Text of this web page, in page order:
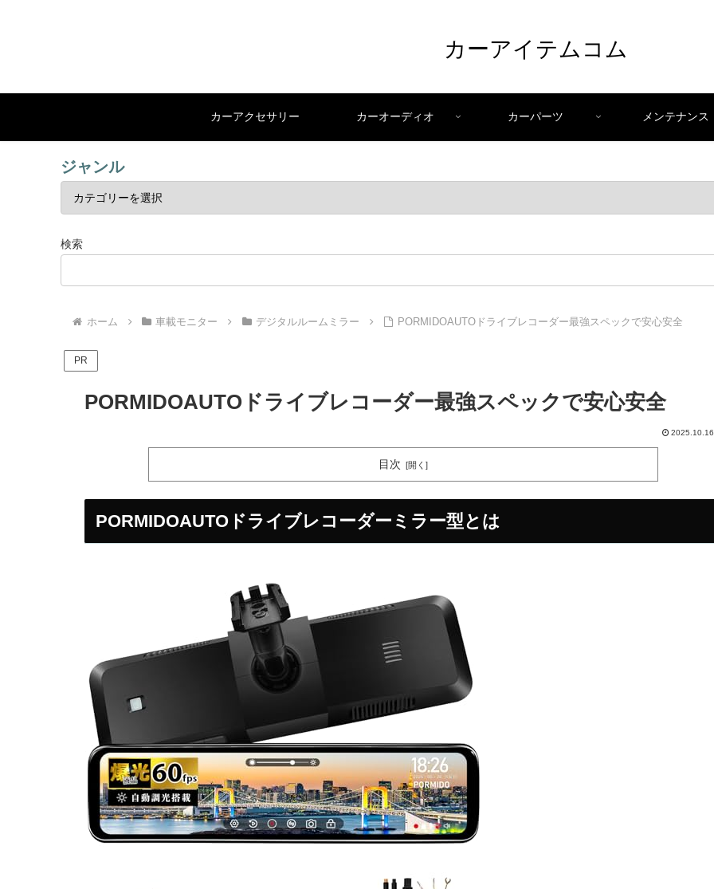
カーアイテムコム
カーアクセサリー カーオーディオ カーパーツ メンテナンス
ジャンル
検索
ホーム 車載モニター デジタルルームミラー PORMIDOAUTOドライブレコーダー最強スペックで安心安全
PR
PORMIDOAUTOドライブレコーダー最強スペックで安心安全
2025.10.16
目次
PORMIDOAUTOドライブレコーダーミラー型とは